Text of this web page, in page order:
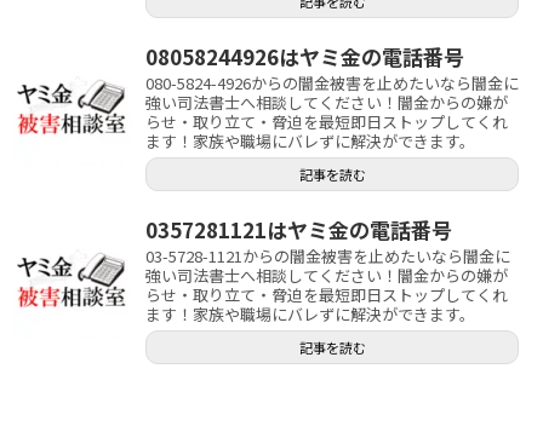
08058244926はヤミ金の電話番号
080-5824-4926からの闇金被害を止めたいなら闇金に
強い司法書士へ相談してください！闇金からの嫌が
らせ・取り立て・脅迫を最短即日ストップしてくれ
ます！家族や職場にバレずに解決ができます。
記事を読む
0357281121はヤミ金の電話番号
03-5728-1121からの闇金被害を止めたいなら闇金に
強い司法書士へ相談してください！闇金からの嫌が
らせ・取り立て・脅迫を最短即日ストップしてくれ
ます！家族や職場にバレずに解決ができます。
記事を読む